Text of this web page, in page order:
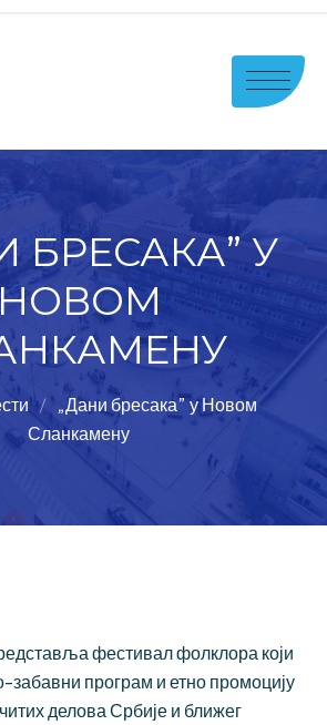
БРЕСАКА” У
„Дани бресака” у Новом
Сланкамену
фестивал фолклора који
забавни програм и етно промоцију
делова Србије и ближег